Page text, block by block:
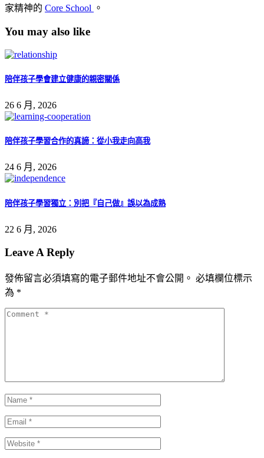
家精神的 Core School 。
You may also like
陪伴孩子學會建立健康的親密關係
26 6 月, 2026
陪伴孩子學習合作的真諦：從小我走向高我
24 6 月, 2026
陪伴孩子學習獨立：別把『自己做』誤以為成熟
22 6 月, 2026
Leave A Reply
發佈留言必須填寫的電子郵件地址不會公開。 必填欄位標示
為 *